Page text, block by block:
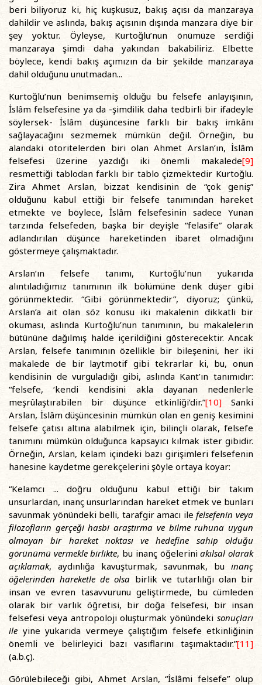
beri biliyoruz ki, hiç kuşkusuz, bakış açısı da manzaraya
dahildir ve aslında, bakış açısının dışında manzara diye bir
şey yoktur. Öyleyse, Kurtoğlu’nun önümüze serdiği
manzaraya şimdi daha yakından bakabiliriz. Elbette
böylece, kendi bakış açımızın da bir şekilde manzaraya
dahil olduğunu unutmadan...
Kurtoğlu’nun benimsemiş olduğu bu felsefe anlayışının,
İslâm felsefesine ya da -şimdilik daha tedbirli bir ifadeyle
söylersek- İslâm düşüncesine farklı bir bakış imkânı
sağlayacağını sezmemek mümkün değil. Örneğin, bu
alandaki otoritelerden biri olan Ahmet Arslan’ın, İslâm
felsefesi üzerine yazdığı iki önemli makalede[9]
resmettiği tablodan farklı bir tablo çizmektedir Kurtoğlu.
Zira Ahmet Arslan, bizzat kendisinin de “çok geniş”
olduğunu kabul ettiği bir felsefe tanımından hareket
etmekte ve böylece, İslâm felsefesinin sadece Yunan
tarzında felsefeden, başka bir deyişle “felasife” olarak
adlandırılan düşünce hareketinden ibaret olmadığını
göstermeye çalışmaktadır.
Arslan’ın felsefe tanımı, Kurtoğlu’nun yukarıda
alıntıladığımız tanımının ilk bölümüne denk düşer gibi
görünmektedir. “Gibi görünmektedir”, diyoruz; çünkü,
Arslan’a ait olan söz konusu iki makalenin dikkatli bir
okuması, aslında Kurtoğlu’nun tanımının, bu makalelerin
bütününe dağılmış halde içerildiğini gösterecektir. Ancak
Arslan, felsefe tanımının özellikle bir bileşenini, her iki
makalede de bir laytmotif gibi tekrarlar ki, bu, onun
kendisinin de vurguladığı gibi, aslında Kant’ın tanımıdır:
“felsefe, ‘kendi kendisini akla dayanan nedenlerle
meşrûlaştırabilen bir düşünce etkinliği’dir.”[10] Sanki
Arslan, İslâm düşüncesinin mümkün olan en geniş kesimini
felsefe çatısı altına alabilmek için, bilinçli olarak, felsefe
tanımını mümkün olduğunca kapsayıcı kılmak ister gibidir.
Örneğin, Arslan, kelam içindeki bazı girişimleri felsefenin
hanesine kaydetme gerekçelerini şöyle ortaya koyar:
“Kelamcı ... doğru olduğunu kabul ettiği bir takım
unsurlardan, inanç unsurlarından hareket etmek ve bunları
savunmak yönündeki belli, tarafgir amacı ilefelsefenin veya
filozofların gerçeği hasbi araştırma ve bilme ruhuna uygun
olmayan bir hareket noktası ve hedefine sahip olduğu
görünümü vermekle birlikte, bu inanç öğeleriniakılsal olarak
açıklamak, aydınlığa kavuşturmak, savunmak, bu inanç
öğelerinden hareketle de olsa birlik ve tutarlılığı olan bir
insan ve evren tasavvurunu geliştirmede, bu cümleden
olarak bir varlık öğretisi, bir doğa felsefesi, bir insan
felsefesi veya antropoloji oluşturmak yönündeki sonuçları
ile yine yukarıda vermeye çalıştığım felsefe etkinliğinin
önemli ve belirleyici bazı vasıflarını taşımaktadır.”[11]
(a.b.ç).
Görülebileceği gibi, Ahmet Arslan, “İslâmi felsefe” olup